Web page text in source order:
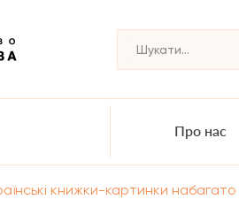
Про нас
книжки-картинки